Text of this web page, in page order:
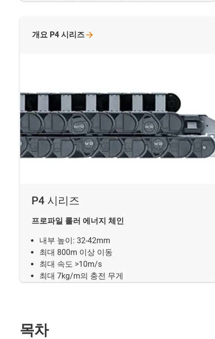
P4 시리즈
프로파일 롤러 에너지 체인
내부 높이: 32-42mm
최대 800m 이상 이동
최대 속도 >10m/s
최대 7kg/m의 충전 무게
개요 P4 시리즈
목차